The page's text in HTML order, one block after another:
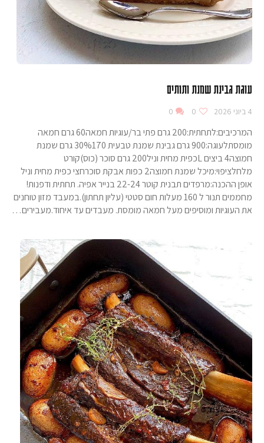
עוגת גבינת שמנת ותותים
4 ביוני 2026 0
0
המרכיבים:לתחתית:200 גרם פתי בר/עוגיות חמאה60 גרם חמאה
מומסתלעוגה:900 גרם גבינת שמנת טבעית 30%170 גרם שמנת
חמוצה4 ביצים Lכפית מחית וניל200 גרם סוכר (כוס)קורט
מלחלציפוי:מיכל שמנת חמוצה2 כפות אבקת סוכרחצי כפית מחית וניל
אופן ההכנה:מרפדים תבנית קוטר 22-24 בנייר אפיה. תחתית ודפנות!
מחממים תנור ל 160 מעלות חום סטטי (עליון תחתון).במעבד מזון טוחנים
את העוגיות ומוסיפים מעל חמאה מומסת. מעבדים עד איחוד.מעבירים…